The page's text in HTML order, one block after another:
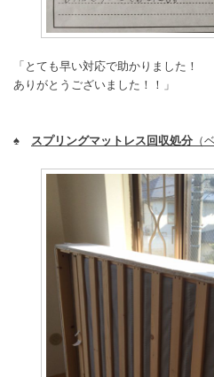
「とても早い対応で助かりました！
ありがとうございました！！」
♠ スプリングマットレス回収処分 （